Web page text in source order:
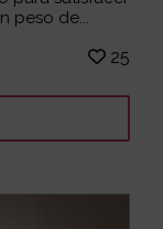
peso de...
25